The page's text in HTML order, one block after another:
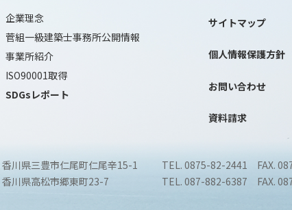
企業理念
菅組一級建築士事務所公開情報
事業所紹介
ISO90001取得
SDGsレポート
サイトマップ
個人情報保護方針
お問い合わせ
資料請求
川県三豊市仁尾町仁尾辛15-1
TEL. 0875-82-2441 FAX.
川県高松市郷東町23-7 TEL. 087-882-6387 FAX.